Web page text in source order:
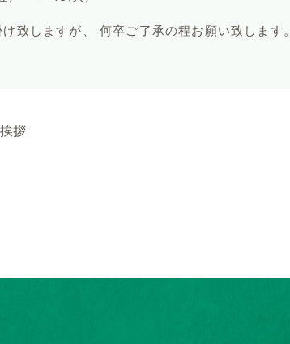
致しますが、 何卒ご了承の程お願い致します。
拶